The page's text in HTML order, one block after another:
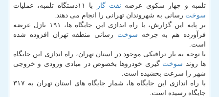
تلمبه و چهار سكوی عرضه نفت گاز
با ۱۱دستگاه تلمبه، عملیات
سوخت رسانی به شهروندان تهرانی را انجام می دهند.
بر پایه این گزارش، با راه اندازی این جایگاه ها، ۱۹۱ نازل عرضه
فرآورده هم به چرخه سوخت رسانی منطقه تهران افزوده شده
است.
با توجه به بار ترافیكی موجود در استان تهران، راه اندازی این جایگاه
ها روند سوخت گیری خودروها بخصوص در مبادی ورودی و خروجی
شهر را سرعت بخشیده است.
با راه اندازی این جایگاه ها، شمار جایگاه های استان تهران به ۳۱۷
جایگاه رسیده است.